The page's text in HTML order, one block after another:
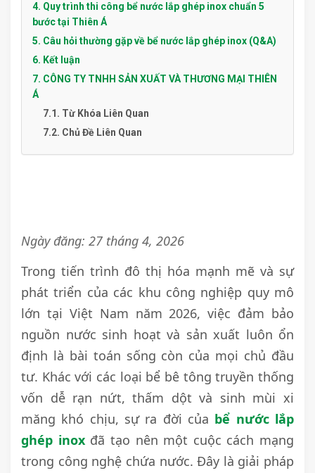
4. Quy trình thi công bể nước lắp ghép inox chuẩn 5
bước tại Thiên Á
5. Câu hỏi thường gặp về bể nước lắp ghép inox (Q&A)
6. Kết luận
7. CÔNG TY TNHH SẢN XUẤT VÀ THƯƠNG MẠI THIÊN
Á
7.1. Từ Khóa Liên Quan
7.2. Chủ Đề Liên Quan
Ngày đăng: 27 tháng 4, 2026
Trong tiến trình đô thị hóa mạnh mẽ và sự
phát triển của các khu công nghiệp quy mô
lớn tại Việt Nam năm 2026, việc đảm bảo
nguồn nước sinh hoạt và sản xuất luôn ổn
định là bài toán sống còn của mọi chủ đầu
tư. Khác với các loại bể bê tông truyền thống
vốn dễ rạn nứt, thấm dột và sinh mùi xi
măng khó chịu, sự ra đời của bể nước lắp
ghép inoxđã tạo nên một cuộc cách mạng
trong công nghệ chứa nước. Đây là giải pháp